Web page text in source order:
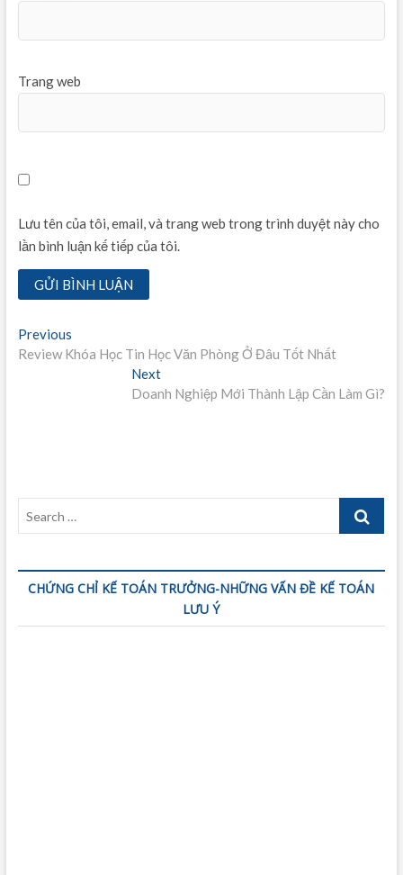
Trang web
Lưu tên của tôi, email, và trang web trong trình duyệt này cho
lần bình luận kế tiếp của tôi.
Điều
hướng
PreviousPrevious
post:
Review Khóa Học Tin Học Văn Phòng Ở Đâu Tốt Nhất
NextNext
post:
Doanh Nghiệp Mới Thành Lập Cần Làm Gì?
Search
CHỨNG CHỈ KẾ TOÁN TRƯỞNG-NHỮNG VẤN ĐỀ KẾ TOÁN
LƯU Ý